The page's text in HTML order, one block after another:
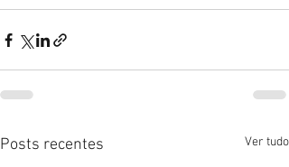
Posts recentes Ver tudo